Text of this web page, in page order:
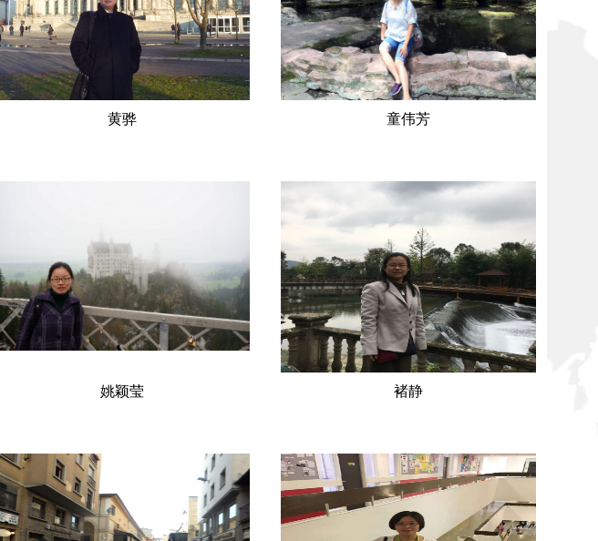
姓 名：黄骅 性 别： 男
简历：本科 2001年7月 毕业于浙江大
浙江大学外国语言文化与国际交流草榴社
区 外国语言学与多国语言学专业。工作简
历： 2001迄今 草榴社区-番茄社区直
播-暗网社区 培训进修、实践锻炼的经历
（注明时间、地点、院校名称）：1. D...
黄骅
姓 名：童伟芳 性 别： 女
学 位： 硕士 学习简历：
1997-2001 浙江大学，本科，德语语言文
学2003-2007 浙江大学，硕士研究生，应
用语言学 工作简历：2001至今， 草榴社
区-番茄社区直播-暗网社区 2008-2009，
德国汉诺威应用科学大学，语言交流教师
研究方向：德语语言文学，德语教学法 主
讲课程：项目...
童伟芳
姓 名：姚颖莹 性 别： 女
学习简历：2000.9-2004.6 就读
于北京外国语大学德语系本科2004.9-
2007.3 就读于北京外国语大学德语系硕
士2014.2-2015.2 汉诺威应用科技大学
进修工作简历：2007.5至今任职于草榴社
姚颖莹
姓 名：褚静 性 别： 女
历：1994-1997 杭州第二中学 高中1997-
2001 浙江大学 本科2007-2010 浙江大
学 研究生 工作简历：2001- 至今
草榴社区-番茄社区直播-暗网社区 研究方
向：德语教学，跨文化研究 主讲课程：大
褚静